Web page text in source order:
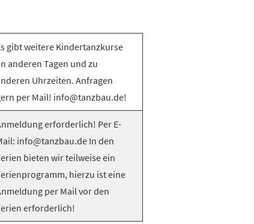
gibt weitere Kindertanzkurse
anderen Tagen und zu
Uhrzeiten. Anfragen
per Mail! info@tanzbau.de!
erforderlich! Per E-
info@tanzbau.de In den
bieten wir teilweise ein
hierzu ist eine
per Mail vor den
erforderlich!